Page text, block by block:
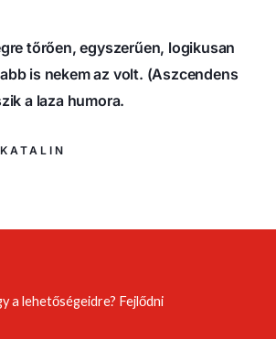
tőrően, egyszerűen, logikusan
is nekem az volt. (Aszcendens
a laza humora.
a lehetőségeidre? Fejlődni